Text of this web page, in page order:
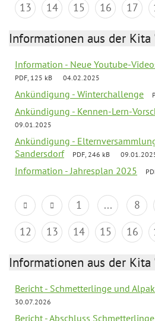
13
14 15 16 17
Informationen aus der Kita
Information - Neue Youtube-
PDF, 125 kB 04.02.2025
Ankündigung - Winterchallenge
Ankündigung - Kennen-Lern-
09.01.2025
Ankündigung -
Sandersdorf
PDF, 246 kB
Information - Jahresplan 2025
1 ... 8
12
13 14 15 16
Informationen aus der Kita
Bericht - Schmetterlinge und
30.07.2026
Bericht - Abschluss Schmetterlinge